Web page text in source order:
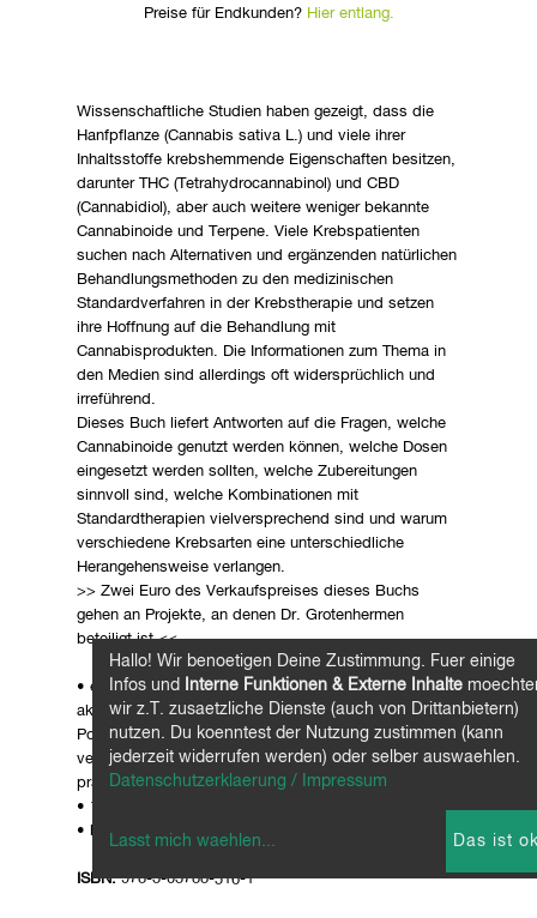
Preise für Endkunden? Hier entlang.
Wissenschaftliche Studien haben gezeigt, dass die
Hanfpflanze (Cannabis sativa L.) und viele ihrer
Inhaltsstoffe krebshemmende Eigenschaften besitzen,
darunter THC (Tetrahydrocannabinol) und CBD
(Cannabidiol), aber auch weitere weniger bekannte
Cannabinoide und Terpene. Viele Krebspatienten
suchen nach Alternativen und ergänzenden natürlichen
Behandlungsmethoden zu den medizinischen
Standardverfahren in der Krebstherapie und setzen
ihre Hoffnung auf die Behandlung mit
Cannabisprodukten. Die Informationen zum Thema in
den Medien sind allerdings oft widersprüchlich und
irreführend.
Dieses Buch liefert Antworten auf die Fragen, welche
Cannabinoide genutzt werden können, welche Dosen
eingesetzt werden sollten, welche Zubereitungen
sinnvoll sind, welche Kombinationen mit
Standardtherapien vielversprechend sind und warum
verschiedene Krebsarten eine unterschiedliche
Herangehensweise verlangen.
>> Zwei Euro des Verkaufspreises dieses Buchs
gehen an Projekte, an denen Dr. Grotenhermen
beteiligt ist.<<
• eine sachliche und fundierte Übersicht über den
aktuellen Stand der Wissenschaft zum therapeutischen
Potenzial von Cannabisinhaltsstoffen bei
verschiedenen Krebserkrankungen und zu deren
praktischer medizinischer Anwendung
• 147 Seiten, Format 14,5x21 cm
• broschiertes Buch mit dünnen Einbanddecken
ISBN:978-3-03788-516-1
Hallo! Wir benoetigen Deine Zustimmung. Fuer einige
Infos und
Interne Funktionen & Externe Inhalte
wir z.T. zusaetzliche Dienste (auch von Drittanbietern)
nutzen. Du koenntest der Nutzung zustimmen (kann
jederzeit widerrufen werden) oder selber auswaehlen.
Datenschutzerklaerung / Impressum
Lasst mich waehlen... Das ist